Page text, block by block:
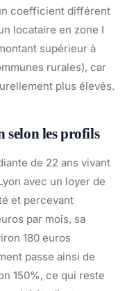
coefficient différent
locataire en zone I
supérieur à
rurales), car
plus élevés.
selon les profils
de 22 ans vivant
avec un loyer de
et percevant
par mois, sa
180 euros
passe ainsi de
150%, ce qui reste